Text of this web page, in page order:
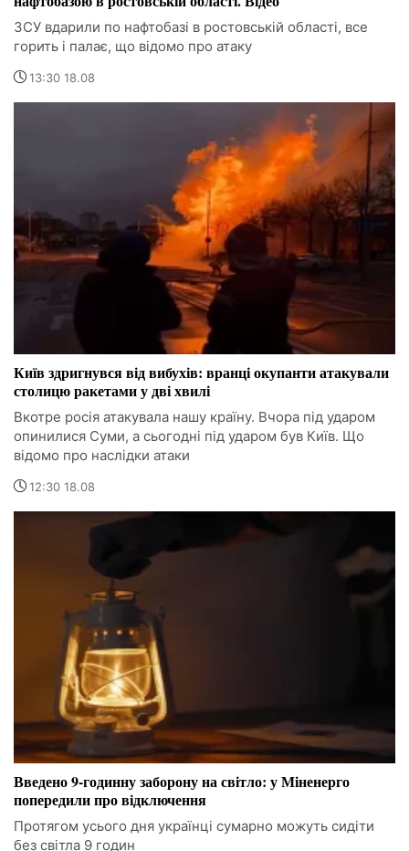
ЗСУ вдарили по нафтобазі в ростовській області, все
горить і палає, що відомо про атаку
13:30 18.08
Київ здригнувся від вибухів: вранці окупанти атакували
столицю ракетами у дві хвилі
Вкотре росія атакувала нашу країну. Вчора під ударом
опинилися Суми, а сьогодні під ударом був Київ. Що
відомо про наслідки атаки
12:30 18.08
Введено 9-годинну заборону на світло: у Міненерго
попередили про відключення
Протягом усього дня українці сумарно можуть сидіти
без світла 9 годин